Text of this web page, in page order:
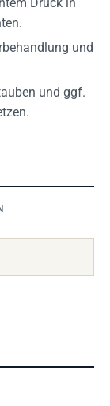
und
und ggf.